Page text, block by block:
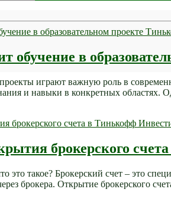
обучение в
играют важную роль в
и навыки в конкретных областях.
брокерского
это такое? Брокерский счет – это
брокера. Открытие брокерского